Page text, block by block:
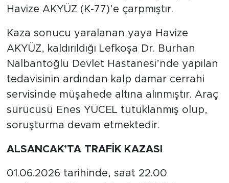
Havize AKYÜZ (K-77)’e çarpmıştır.
Kaza sonucu yaralanan yaya Havize
AKYÜZ, kaldırıldığı Lefkoşa Dr. Burhan
Nalbantoğlu Devlet Hastanesi’nde yapılan
tedavisinin ardından kalp damar cerrahi
servisinde müşahede altına alınmıştır. Araç
sürücüsü Enes YÜCEL tutuklanmış olup,
soruşturma devam etmektedir.
ALSANCAK’TA TRAFİK KAZASI
01.06.2026 tarihinde, saat 22.00